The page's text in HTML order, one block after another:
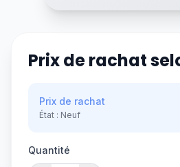
Prix de rachat
Prix de rachat
État : Neuf
Quantité